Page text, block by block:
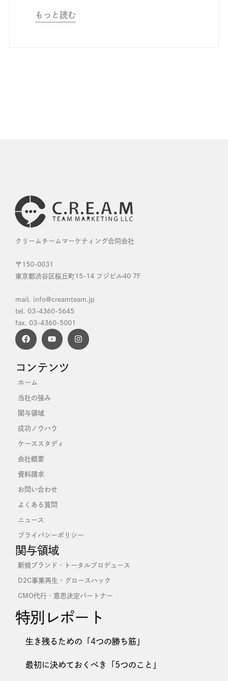
もっと読む
クリームチームマーケティング合同会社
〒150-0031
東京都渋谷区桜丘町15-14 フジビル40 7F
mail. info@creamteam.jp
tel. 03-4360-5645
fax. 03-4360-5001
コンテンツ
ホーム
当社の強み
関与領域
成功ノウハウ
ケーススタディ
会社概要
資料請求
お問い合わせ
よくある質問
ニュース
プライバシーポリシー
関与領域
新規ブランド・トータルプロデュース
D2C事業再生・グロースハック
CMO代行・意思決定パートナー
特別レポート
生き残るための「4つの勝ち筋」
最初に決めておくべき「5つのこと」